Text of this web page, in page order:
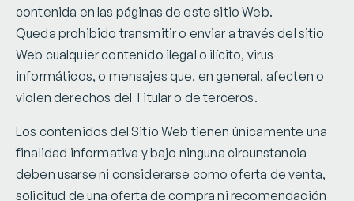
contenida en las páginas de este sitio Web.
Queda prohibido transmitir o enviar a través del sitio
Web cualquier contenido ilegal o ilícito, virus
informáticos, o mensajes que, en general, afecten o
violen derechos del Titular o de terceros.
Los contenidos del Sitio Web tienen únicamente una
finalidad informativa y bajo ninguna circunstancia
deben usarse ni considerarse como oferta de venta,
solicitud de una oferta de compra ni recomendación